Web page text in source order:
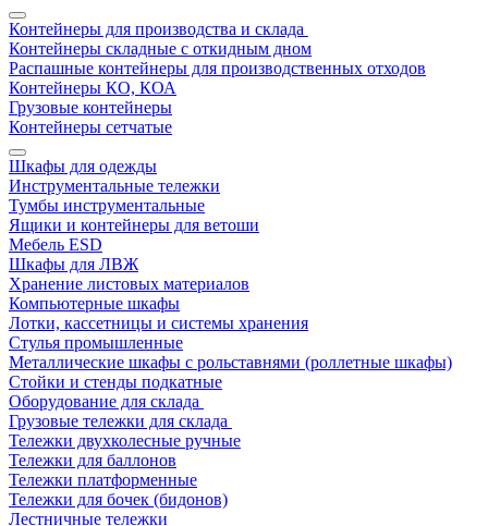
Контейнеры для производства и склада
Контейнеры складные с откидным дном
Распашные контейнеры для производственных отходов
Контейнеры КО, КОА
Грузовые контейнеры
Контейнеры сетчатые
Шкафы для одежды
Инструментальные тележки
Тумбы инструментальные
Ящики и контейнеры для ветоши
Мебель ESD
Шкафы для ЛВЖ
Хранение листовых материалов
Компьютерные шкафы
Лотки, кассетницы и системы хранения
Стулья промышленные
Металлические шкафы с рольставнями (роллетные шкафы)
Стойки и стенды подкатные
Оборудование для склада
Грузовые тележки для склада
Тележки двухколесные ручные
Тележки для баллонов
Тележки платформенные
Тележки для бочек (бидонов)
Лестничные тележки